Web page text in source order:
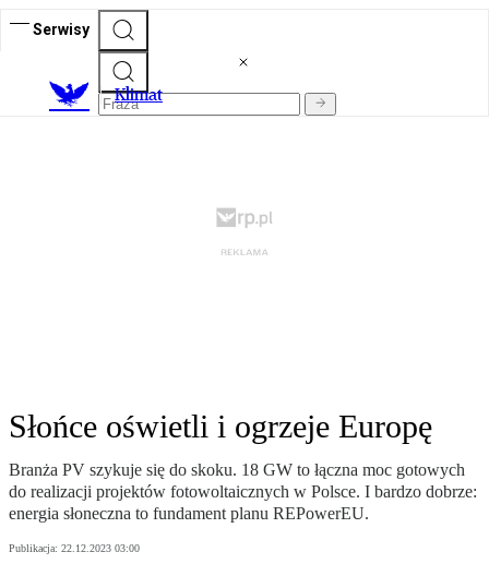
Serwisy
Klimat
Słońce oświetli i ogrzeje Europę
Branża PV szykuje się do skoku. 18 GW to łączna moc gotowych
do realizacji projektów fotowoltaicznych w Polsce. I bardzo dobrze:
energia słoneczna to fundament planu REPowerEU.
Publikacja: 22.12.2023 03:00